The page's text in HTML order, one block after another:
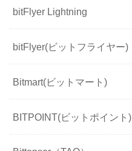
bitFlyer Lightning
bitFlyer(ビットフライヤー)
Bitmart(ビットマート)
BITPOINT(ビットポイント)